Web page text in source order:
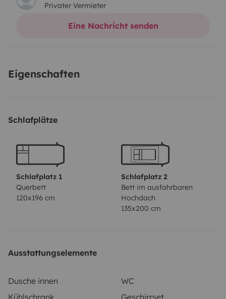
Privater Vermieter
Eine Nachricht senden
Eigenschaften
Schlafplätze
Schlafplatz 1
Querbett
120x196 cm
Schlafplatz 2
Bett im ausfahrbaren
Hochdach
135x200 cm
Ausstattungselemente
Dusche innen
WC